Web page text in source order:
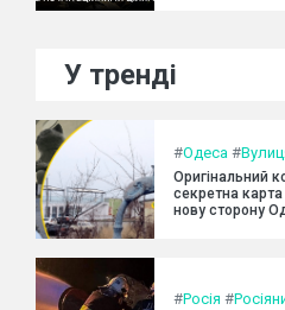
У тренді
#Одеса #
Оригінальний
секретна
нову сторону
#Росія #